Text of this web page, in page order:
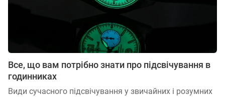
Все, що вам потрібно знати про підсвічування в
годинниках
Види сучасного підсвічування у звичайних і розумних